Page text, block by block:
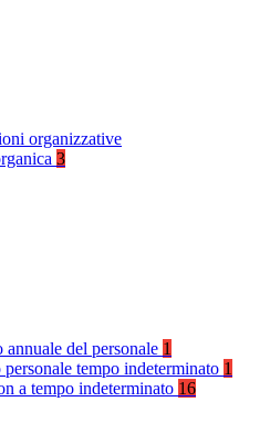
organizzative
3
annuale del personale 1
personale tempo indeterminato 1
a tempo indeterminato 16